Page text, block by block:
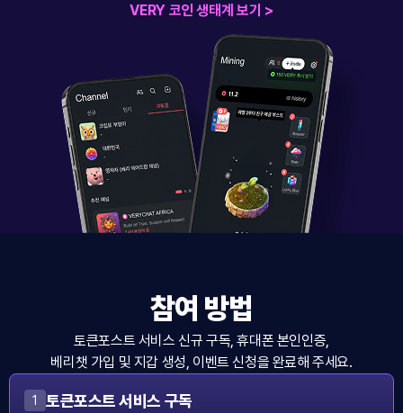
VERY 코인 생태계 보기 >
참여 방법
토큰포스트 서비스 신규 구독, 휴대폰 본인인증,
베리챗 가입 및 지갑 생성, 이벤트 신청을 완료해 주세요.
1 토큰포스트 서비스 구독